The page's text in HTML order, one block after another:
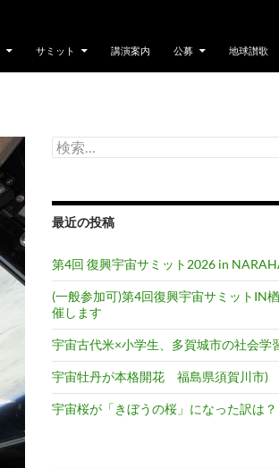
サミット 講演案内 公募 地球讃歌
検
索:
最近の投稿
第4回 復興宇宙サミット2026 in
(一般参加可)第4回復興宇宙サミットIN
催します
宇宙古代米×小学生、多賀城市の社会学
宇宙牡丹が本格開花 福島県須賀川市)
宇宙桜が「きぼうの桜」になった訳は？